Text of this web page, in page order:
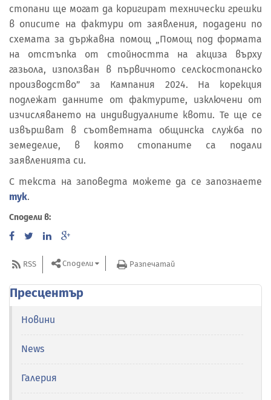
стопани ще могат да коригират технически грешки
в описите на фактури от заявления, подадени по
схемата за държавна помощ „Помощ под формата
на отстъпка от стойността на акциза върху
газьола, използван в първичното селскостопанско
производство” за Кампания 2024. На корекция
подлежат данните от фактурите, изключени от
изчисляването на индивидуалните квоти. Те ще се
извършват в съответната общинска служба по
земеделие, в която стопаните са подали
заявленията си.
С текста на заповедта можете да се запознаете
тук.
Сподели в:
RSS Сподели Разпечатай
Пресцентър
Новини
News
Галерия